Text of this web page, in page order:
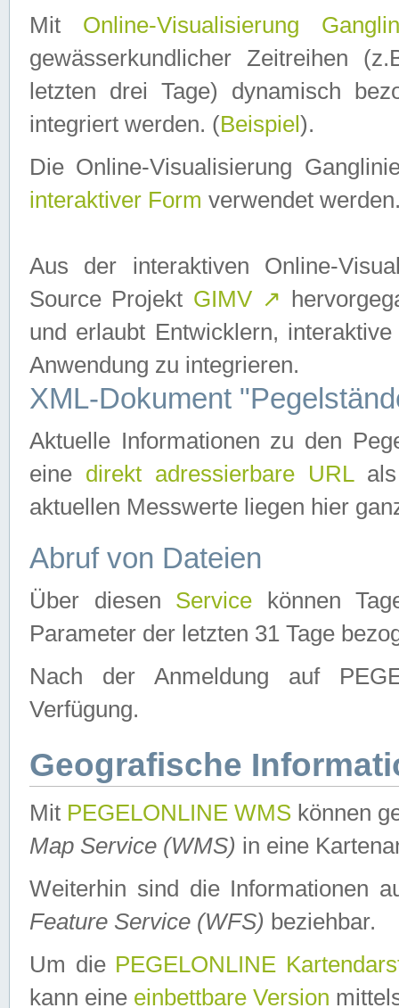
Mit Online-Visualisierung
gewässerkundlicher Zeitreihen
letzten drei Tage) dynamisch
integriert werden. (Beispiel ).
Die Online-Visualisierung
interaktiver Form verwendet
Aus der interaktiven Online-
Source Projekt GIMV ↗
und erlaubt Entwicklern,
Anwendung zu integrieren.
XML-Dokument
Aktuelle Informationen zu den
eine direkt adressierbare URLals
aktuellen Messwerte liegen hier
Abruf von Dateien
Über diesen Service können
Parameter der letzten 31 Tage
Nach der Anmeldung auf
Verfügung.
Geografische
Mit PEGELONLINE WMS können
Map Service (WMS) in eine
Weiterhin sind die Informationen
Feature Service (WFS) beziehbar.
Um die PEGELONLINE
kann eine einbettbare Version